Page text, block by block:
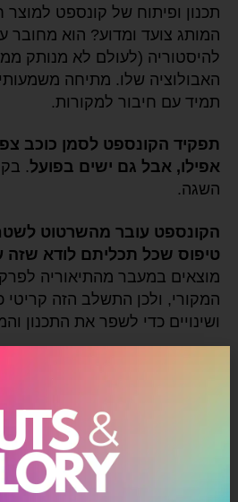
תכנון ופיתוח של קונספט
המותג צועד ומדוע? הוא מחובר
להיסטוריה (לעולם לא מנותק
האבולוציה שלו. מתיחה
תמיד עם חיבור למקורות.
תפקיד הקונספט לסמן כוכב
אפילו, אבל גם ישים בפועל.
השגה.
הקונספט עובר מהשרטוט
טיפוס שכל תכליתם לודא שזה
מוצאים במעבר מהתיאוריה
המקורי, ולכן התשלב הזה
ושינויים כדי לשפר את התכנון
למותג והכי חשוב: לצד המתכנן,
למותגים וענפים אחרים, מה
צוות חוצה מחלקות ואגפים, עם
אך הרלוונטיים ביותר, כדי
לאסטרטגיה העסקית והמותגית.